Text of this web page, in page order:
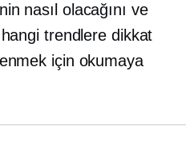
nasıl olacağını ve
trendlere dikkat
için okumaya